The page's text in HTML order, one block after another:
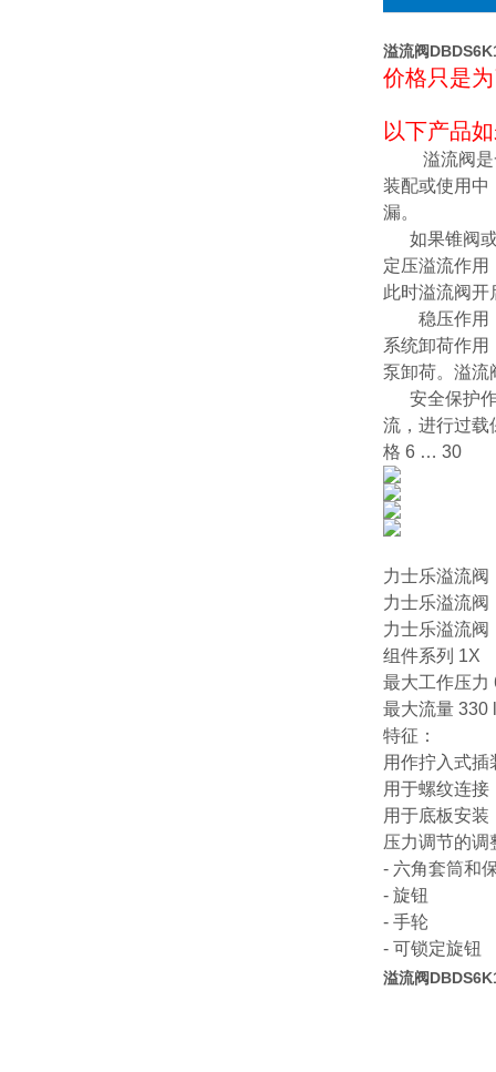
溢流阀
价格只是
以下产品
溢流阀
装配或使用中
漏。
如果锥阀或
定压溢流作用
此时溢流阀开
稳压作用：
系统卸荷作用
泵卸荷。溢流
安全保护作
流，进行过载
格 6 … 30
力士乐溢流
力士乐溢流
力士乐溢流
组件系列 1X
最大工作压力
最大流量 330
特征：
用作拧入式插
用于螺纹连接
用于底板安装
压力调节的
- 六角套筒和
- 旋钮
- 手轮
- 可锁定旋钮
溢流阀